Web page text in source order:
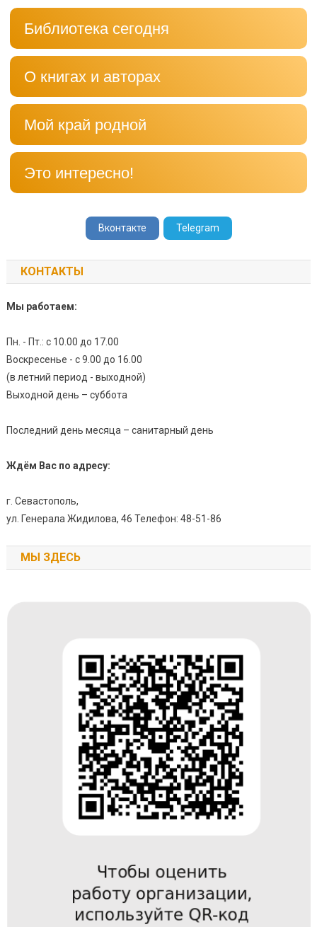
Библиотека сегодня
О книгах и авторах
Мой край родной
Это интересно!
Вконтакте Telegram
КОНТАКТЫ
Мы работаем:
Пн. - Пт.: с 10.00 до 17.00
Воскресенье - с 9.00 до 16.00
(в летний период - выходной)
Выходной день – суббота
Последний день месяца – санитарный день
Ждём Вас по адресу:
г. Севастополь,
ул. Генерала Жидилова, 46 Телефон: 48-51-86
МЫ ЗДЕСЬ